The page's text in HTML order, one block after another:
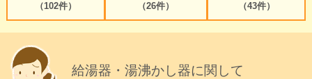
（102件）
（26件）
（43件）
給湯器・湯沸かし器に関して